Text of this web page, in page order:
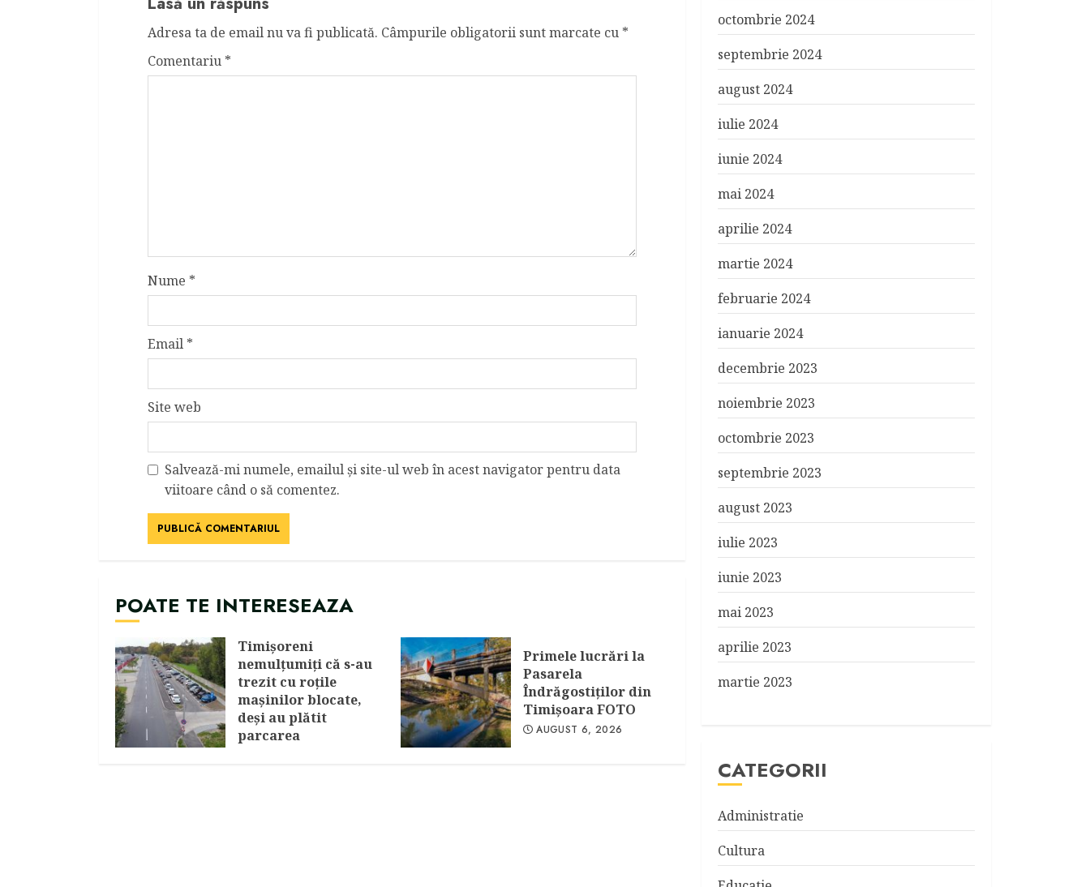
Adresa ta de email nu va fi publicată. Câmpurile obligatorii sunt marcate cu *
Comentariu *
Nume *
Email *
Site web
Salvează-mi numele, emailul și site-ul web în acest navigator pentru data
viitoare când o să comentez.
POATE TE INTERESEAZA
Timişoreni
nemulţumiţi că s-au
trezit cu roţile
maşinilor blocate,
deşi au plătit
parcarea
Primele lucrări la
Pasarela
Îndrăgostiţilor din
Timişoara FOTO
AUGUST 6, 2026
octombrie 2024
septembrie 2024
august 2024
iulie 2024
iunie 2024
mai 2024
aprilie 2024
martie 2024
februarie 2024
ianuarie 2024
decembrie 2023
noiembrie 2023
octombrie 2023
septembrie 2023
august 2023
iulie 2023
iunie 2023
mai 2023
aprilie 2023
martie 2023
CATEGORII
Administratie
Cultura